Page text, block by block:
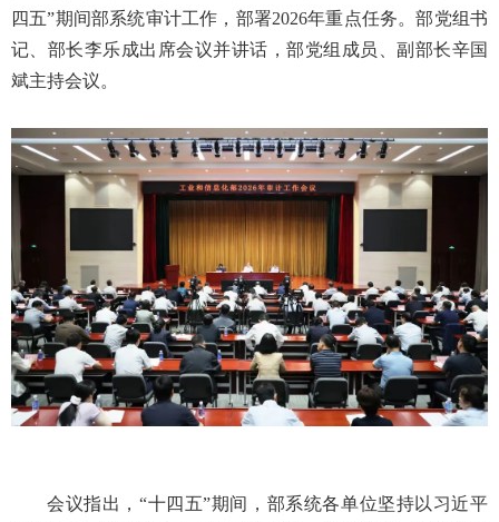
四五”期间部系统审计工作，部署2026年重点任务。部党组书
记、部长李乐成出席会议并讲话，部党组成员、副部长辛国
斌主持会议。
会议指出， “十四五”期间，部系统各单位坚持以习近平